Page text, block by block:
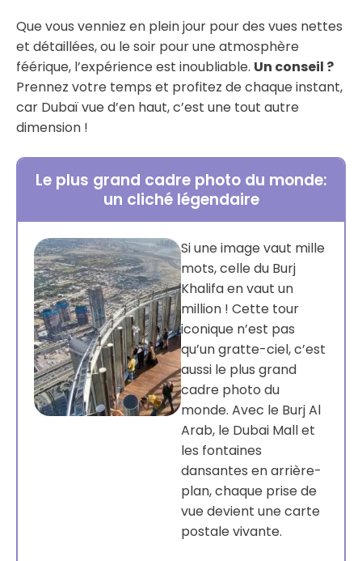
Que vous venniez en plein jour pour des vues nettes
et détaillées, ou le soir pour une atmosphère
féérique, l’expérience est inoubliable. Un conseil ?
Prennez votre temps et profitez de chaque instant,
car Dubaï vue d’en haut, c’est une tout autre
dimension !
Le plus grand cadre photo du monde:
un cliché légendaire
Si une image vaut mille
mots, celle du Burj
Khalifa en vaut un
million ! Cette tour
iconique n’est pas
qu’un gratte-ciel, c’est
aussi le plus grand
cadre photo du
monde. Avec le Burj Al
Arab, le Dubai Mall et
les fontaines
dansantes en arrière-
plan, chaque prise de
vue devient une carte
postale vivante.